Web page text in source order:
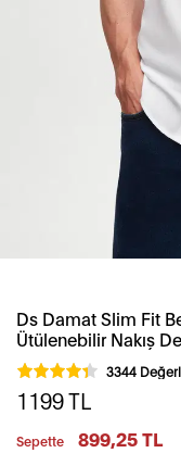
Ds Damat Slim Fit
Ütülenebilir Nakış
3344
1199TL
Sepette 899,25 TL